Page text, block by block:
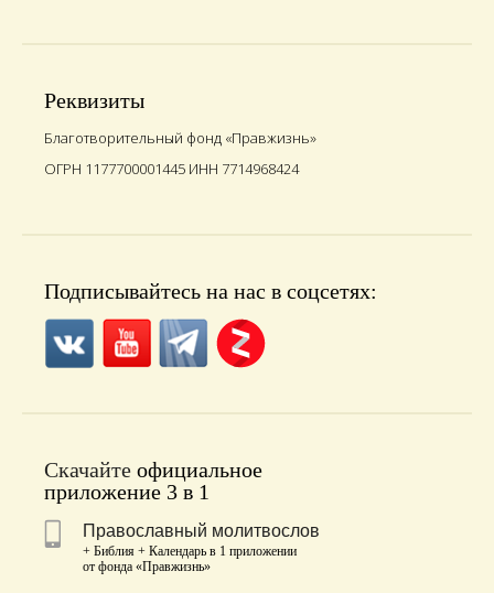
Реквизиты
Благотворительный фонд «Правжизнь»
ОГРН 1177700001445 ИНН 7714968424
Подписывайтесь на нас в соцсетях:
Скачайте официальное
приложение 3 в 1
Православный молитвослов
+ Библия + Календарь в 1 приложении
от фонда «Правжизнь»